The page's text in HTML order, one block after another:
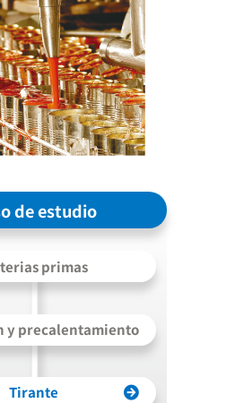
de estudio
primas
y precalentamiento
Tirante